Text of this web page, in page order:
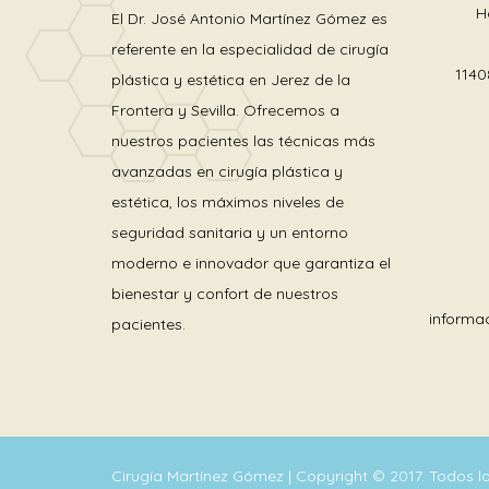
El Dr. José Antonio Martínez Gómez es
referente en la especialidad de cirugía
plástica y estética en Jerez de la
Frontera y Sevilla. Ofrecemos a
nuestros pacientes las técnicas más
avanzadas en cirugía plástica y
estética, los máximos niveles de
seguridad sanitaria y un entorno
moderno e innovador que garantiza el
bienestar y confort de nuestros
pacientes.
Cirugía Martínez Gómez | Copyright © 2017. Todos